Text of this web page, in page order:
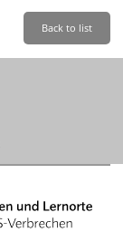
Back to list